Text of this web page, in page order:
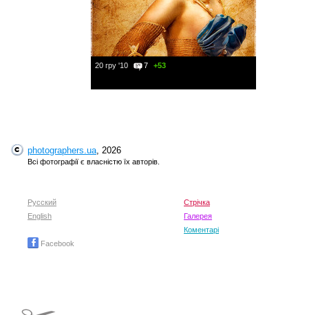
20 гру '10 7 +53
photographers.ua, 2026
Всі фотографії є власністю їх авторів.
Русский
English
Facebook
Стрічка
Галерея
Коментарі